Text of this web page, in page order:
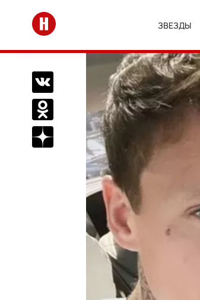
Перейти на главную
ЗВЕЗДЫ
Поделиться Вконтакте
Поделиться в Одноклассниках
Подписаться на нас в Дзен